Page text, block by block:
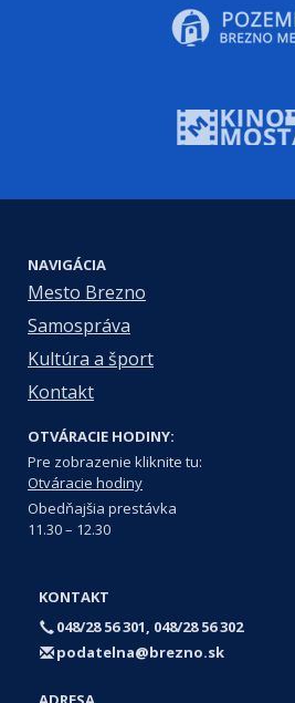
NAVIGÁCIA
Mesto Brezno
Samospráva
Kultúra a šport
Kontakt
OTVÁRACIE HODINY:
Pre zobrazenie kliknite tu:
Otváracie hodiny
Obedňajšia prestávka
11.30 – 12.30
KONTAKT
048/28 56 301, 048/28 56 302
podatelna@brezno.sk